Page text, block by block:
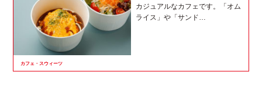
カジュアルなカフェです。「オム
ライス」や「サンド…
カフェ・スウィーツ